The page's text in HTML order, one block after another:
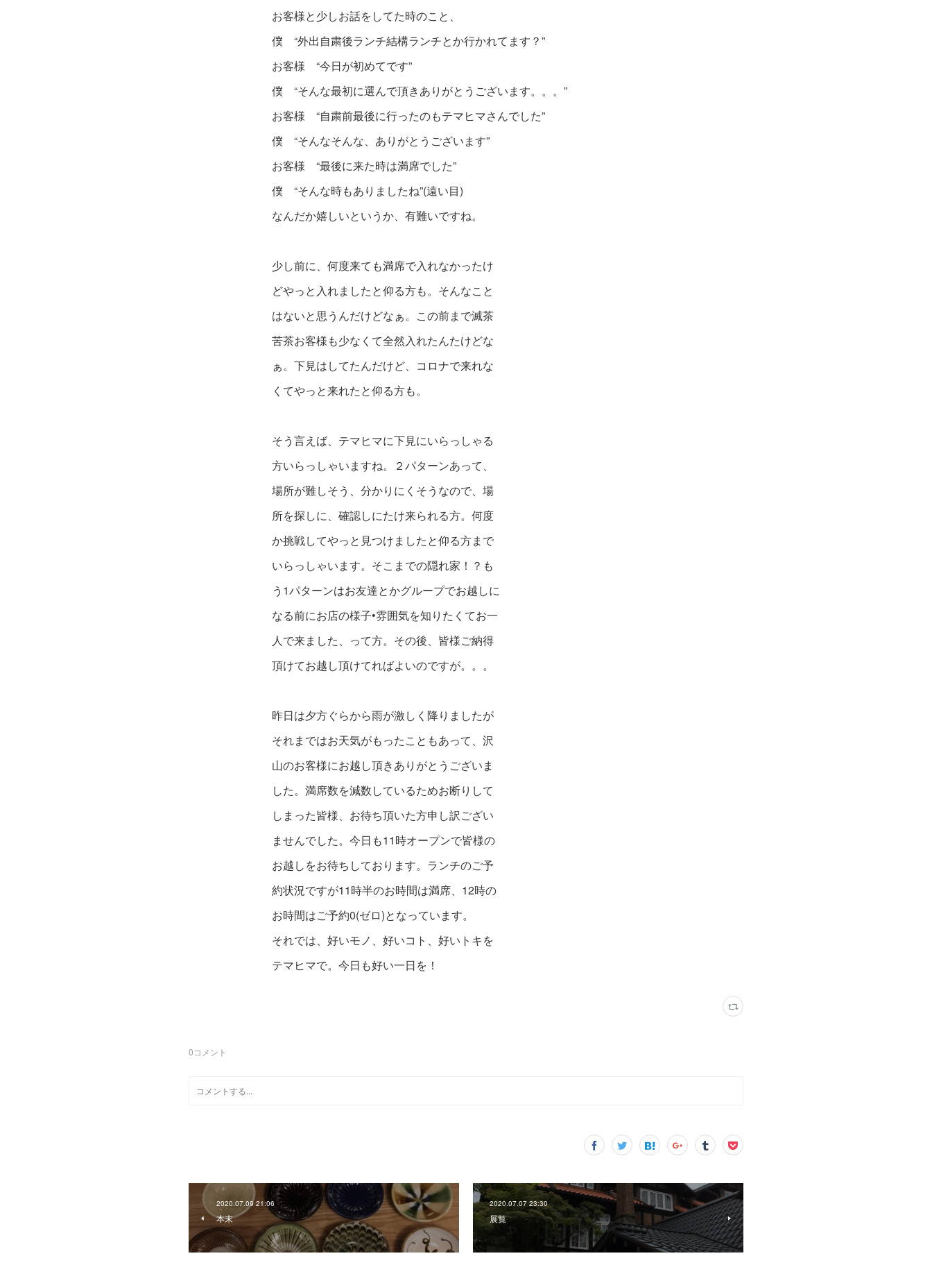
お客様と少しお話をしてた時のこと、
僕 “外出自粛後ランチ結構ランチとか行かれてます？”
お客様 “今日が初めてです”
僕 “そんな最初に選んで頂きありがとうございます。。。”
お客様 “自粛前最後に行ったのもテマヒマさんでした”
僕 “そんなそんな、ありがとうございます”
お客様 “最後に来た時は満席でした”
僕 “そんな時もありましたね”(遠い目)
なんだか嬉しいというか、有難いですね。
少し前に、何度来ても満席で入れなかったけ
どやっと入れましたと仰る方も。そんなこと
はないと思うんだけどなぁ。この前まで滅茶
苦茶お客様も少なくて全然入れたんたけどな
ぁ。下見はしてたんだけど、コロナで来れな
くてやっと来れたと仰る方も。
そう言えば、テマヒマに下見にいらっしゃる
方いらっしゃいますね。２パターンあって、
場所が難しそう、分かりにくそうなので、場
所を探しに、確認しにたけ来られる方。何度
か挑戦してやっと見つけましたと仰る方まで
いらっしゃいます。そこまでの隠れ家！？も
う1パターンはお友達とかグループでお越しに
なる前にお店の様子•雰囲気を知りたくてお一
人で来ました、って方。その後、皆様ご納得
頂けてお越し頂けてればよいのですが。。。
昨日は夕方ぐらから雨が激しく降りましたが
それまではお天気がもったこともあって、沢
山のお客様にお越し頂きありがとうございま
した。満席数を減数しているためお断りして
しまった皆様、お待ち頂いた方申し訳ござい
ませんでした。今日も11時オープンで皆様の
お越しをお待ちしております。ランチのご予
約状況ですが11時半のお時間は満席、12時の
お時間はご予約0(ゼロ)となっています。
それでは、好いモノ、好いコト、好いトキを
テマヒマで。今日も好い一日を！
0コメント
2020.07.09 21:06
本末
2020.07.07 23:30
展覧